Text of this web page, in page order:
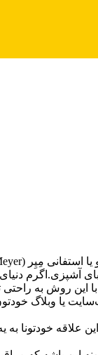
این روش به
یا وبلاگ
این علاقه‌